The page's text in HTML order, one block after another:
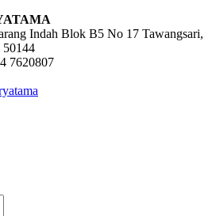
Indah Blok B5 No 17 Tawangsari,
50144
7620807